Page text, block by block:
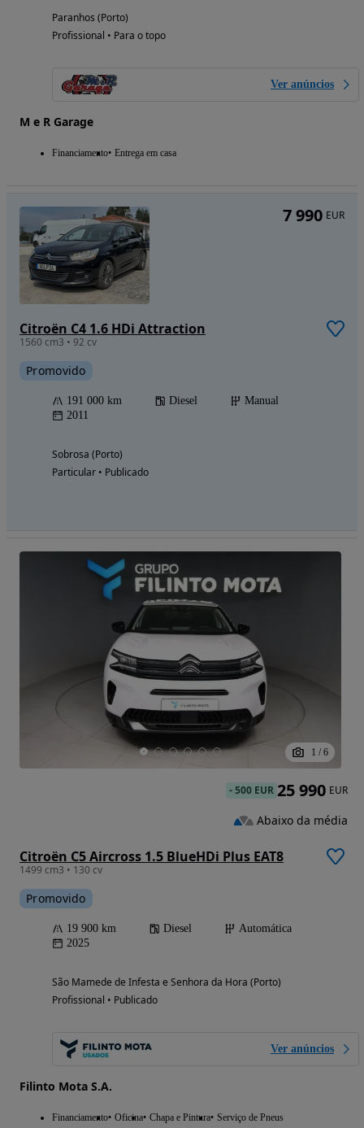
Paranhos (Porto)
Profissional • Para o topo
Ver anúncios
M e R Garage
Financiamento Entrega em casa
Citroën C4 1.6 HDi Attraction
1560 cm3 • 92 cv
Promovido
191 000 km Diesel
Manual
2011
Sobrosa (Porto)
Particular • Publicado
7 990 EUR
1 / 6
Citroën C5 Aircross 1.5 BlueHDi Plus EAT8
1499 cm3 • 130 cv
Promovido
19 900 km Diesel
Automática
2025
São Mamede de Infesta e Senhora da Hora (Porto)
Profissional • Publicado
Ver anúncios
Filinto Mota S.A.
Financiamento Oficina Chapa e Pintura Serviço de Pneus
-500 EUR 25 990 EUR
Abaixo da média